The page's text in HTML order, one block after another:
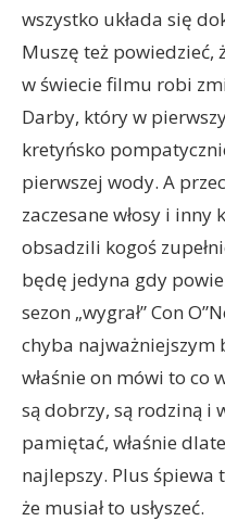
wszystko układa się
Muszę też powiedzieć,
w świecie filmu robi
Darby, który w
kretyńsko
pierwszej wody. A
zaczesane włosy i
obsadzili kogoś
będę jedyna gdy
sezon „wygrał” Con
chyba najważniejszym
właśnie on mówi to co
są dobrzy, są rodziną i
pamiętać, właśnie
najlepszy. Plus śpiewa
że musiał to usłyszeć.